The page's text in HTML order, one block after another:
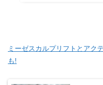
ミーゼスカルプリフトとアク
も!